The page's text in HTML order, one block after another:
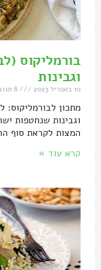
בורמליקוס
וגבינות
10 באפריל 2023
מתכון לבורמליקוס:
וגבינות שנחטפות
המצות לקראת סוף
קרא עוד »